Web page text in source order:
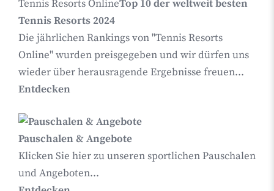
Tennis Resorts OnlineTop 10 der weltweit besten
Tennis Resorts 2024
Die jährlichen Rankings von "Tennis Resorts
Online" wurden preisgegeben und wir dürfen uns
wieder über herausragende Ergebnisse freuen...
Entdecken
Pauschalen & Angebote
Klicken Sie hier zu unseren sportlichen Pauschalen
und Angeboten...